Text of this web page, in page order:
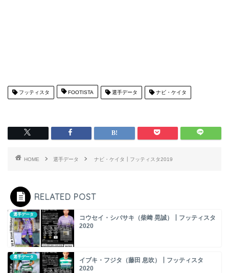
フッティスタ FOOTISTA 選手データ ナビ・ケイタ
HOME 選手データ ナビ・ケイタ┃フッティスタ2019
RELATED POST
選手データ
コウセイ・シバサキ（柴﨑 晃誠）┃フッティスタ
2020
選手データ
イブキ・フジタ（藤田 息吹）┃フッティスタ
2020